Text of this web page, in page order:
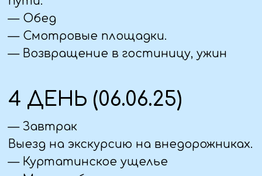
сможете осмотреть древние склепы
и узнаете о том, по каким причинам
люди того времени прибегли к
такому методу захоронения.
— Кармадонское ущелье - одно из
сходом ледника Колка в 2002 году.
Увидите сам ледник и тоннель, где
Сергея Бодрова
— Возвращение в отель, ужин